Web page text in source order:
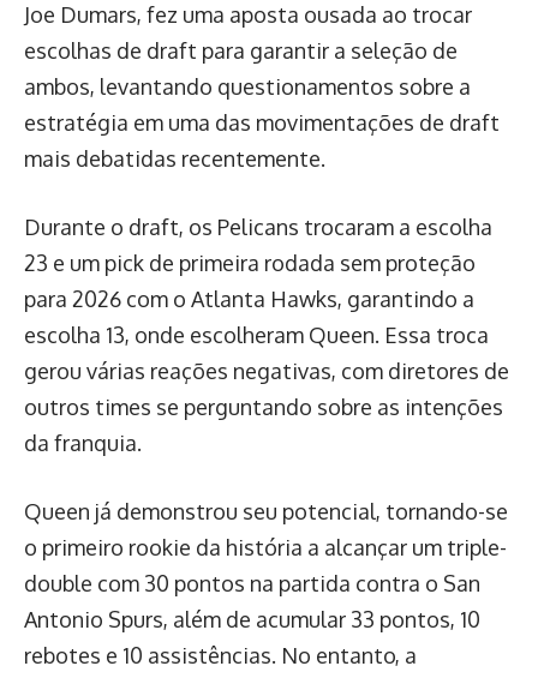
Joe Dumars, fez uma aposta ousada ao trocar
escolhas de draft para garantir a seleção de
ambos, levantando questionamentos sobre a
estratégia em uma das movimentações de draft
mais debatidas recentemente.
Durante o draft, os Pelicans trocaram a escolha
23 e um pick de primeira rodada sem proteção
para 2026 com o Atlanta Hawks, garantindo a
escolha 13, onde escolheram Queen. Essa troca
gerou várias reações negativas, com diretores de
outros times se perguntando sobre as intenções
da franquia.
Queen já demonstrou seu potencial, tornando-se
o primeiro rookie da história a alcançar um triple-
double com 30 pontos na partida contra o San
Antonio Spurs, além de acumular 33 pontos, 10
rebotes e 10 assistências. No entanto, a